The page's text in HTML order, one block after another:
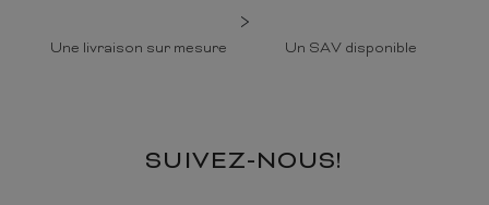
Une livraison sur mesure Un SAV disponible
SUIVEZ-NOUS!